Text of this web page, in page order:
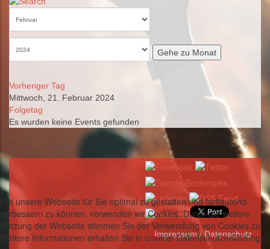
Gehe zu Monat
Vorheriger Tag
Mittwoch, 21. Februar 2024
Folgetag
Es wurden keine Events gefunden
Impressum / Datenschutz
Um unsere Webseite für Sie optimal zu gestalten und fortlaufend
verbessern zu können, verwenden wir Cookies. Durch die weitere
Nutzung der Webseite stimmen Sie der Verwendung von Cookies zu.
Weitere Informationen erhalten Sie in unserer Datenschutzerklärung.